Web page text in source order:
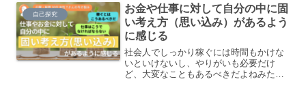
ます。
自己探究
お金や仕事に対して自分の中に固
い考え方（思い込み）があるよう
に感じる
社会人でしっかり稼ぐには時間もかけな
いといけないし、やりがいも必要だけ
ど、大変なこともあるべきだよねみたい